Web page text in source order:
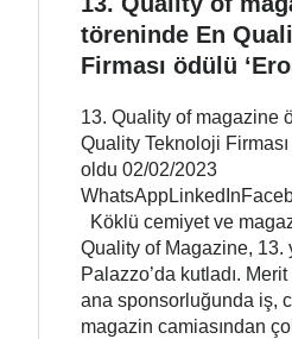
töreninde En
Firması ödülü
13. Quality of magazine
Quality Teknoloji Firması
oldu 02/02/2023
Köklü cemiyet ve
Quality of Magazine, 13.
Palazzo’da kutladı.
ana sponsorluğunda iş,
magazin camiasından